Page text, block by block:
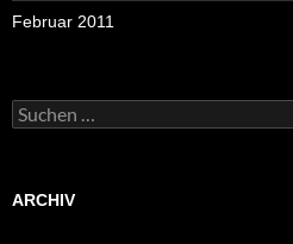
Februar 2011
Suchen
nach:
ARCHIV